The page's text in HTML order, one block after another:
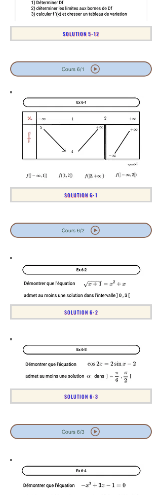
SOLUTION 5-12
Cours 6/1
SOLUTION 6-1
Cours 6/2
SOLUTION 6-2
SOLUTION 6-3
Cours 6/3